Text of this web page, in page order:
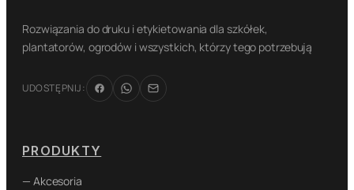
Rozwiązania do druku i etykietowania dla szkółek,
plantatorów, ogrodów i wszystkich, którzy tego potrzebują
UDOSTĘPNIJ:
PRODUKTY
— Akcesoria